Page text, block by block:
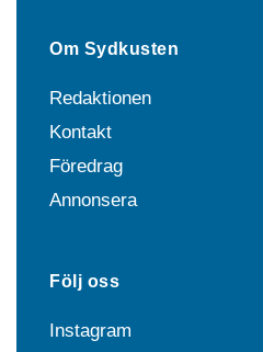
Om Sydkusten
Redaktionen
Kontakt
Föredrag
Annonsera
Följ oss
Instagram